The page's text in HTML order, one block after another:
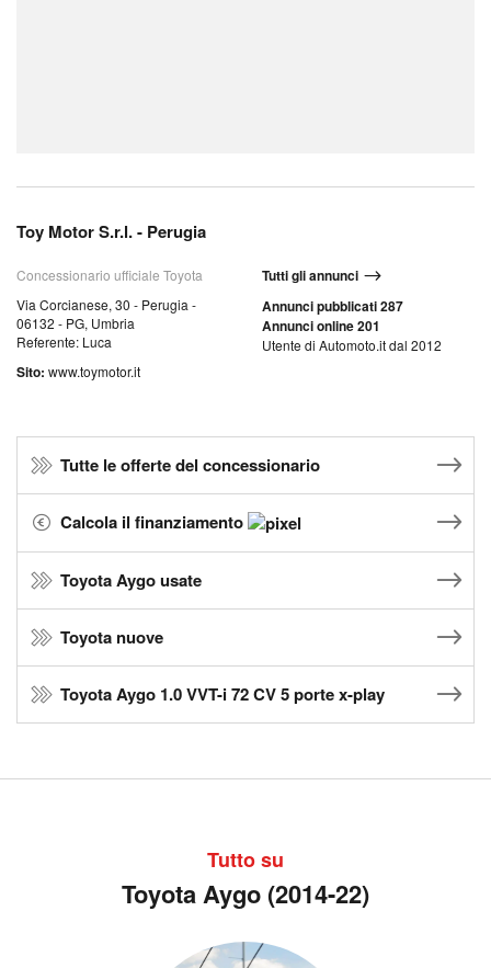
Toy Motor S.r.l. - Perugia
Concessionario ufficiale Toyota
Via Corcianese, 30 - Perugia -
06132 - PG, Umbria
Referente: Luca
Sito: www.toymotor.it
Tutti gli annunci
Annunci pubblicati 287
Annunci online 201
Utente di Automoto.it dal 2012
Tutte le offerte del concessionario
Calcola il finanziamento
Toyota Aygo usate
Toyota nuove
Toyota Aygo 1.0 VVT-i 72 CV 5 porte x-play
Tutto su
Toyota Aygo (2014-22)